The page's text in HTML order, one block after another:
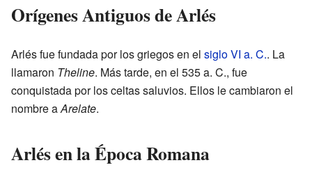
Orígenes Antiguos de Arlés
Arlés fue fundada por los griegos en el siglo VI a. C.. La
llamaron Theline. Más tarde, en el 535 a. C., fue
conquistada por los celtas saluvios. Ellos le cambiaron el
nombre aArelate.
Arlés en la Época Romana